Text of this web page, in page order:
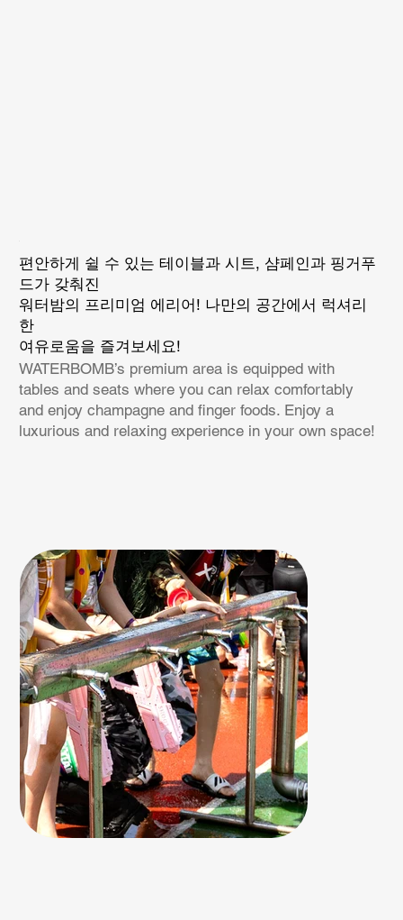
편안하게 쉴 수 있는 테이블과 시트, 샴페인과 핑거푸
드가 갖춰진
워터밤의 프리미엄 에리어! 나만의 공간에서 럭셔리
한
여유로움을 즐겨보세요!
WATERBOMB’s premium area is equipped with
tables and seats where you can relax comfortably
and enjoy champagne and finger foods. Enjoy a
luxurious and relaxing experience in your own space!